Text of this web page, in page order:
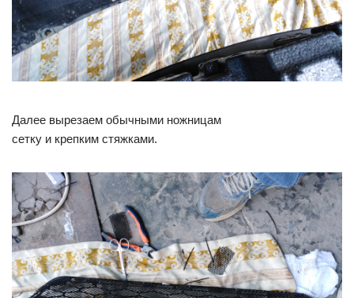
Далее вырезаем обычными ножницам
сетку и крепким стяжками.